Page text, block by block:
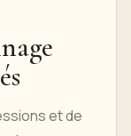
et de